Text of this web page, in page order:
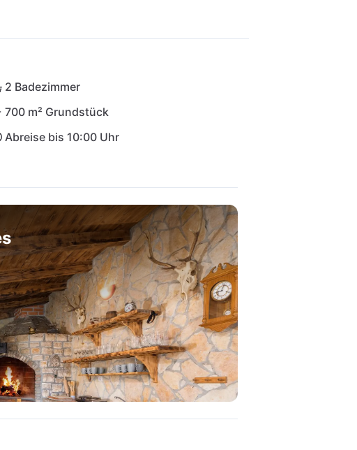
unter Istriens Sternenhimmel
Highlights wie das Restaurant Vesna
Kalavojna. Erkunde die historische
und Fažana – mit Villa Miromar als
pure Freude!
2 Badezimmer
700 m² Grundstück
Abreise bis 10:00 Uhr